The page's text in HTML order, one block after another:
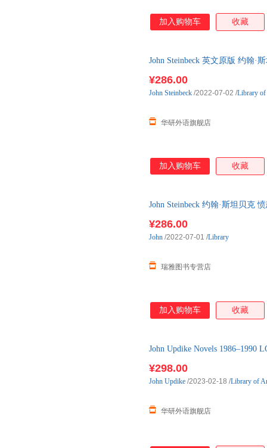
加入购物车 收藏
John Steinbeck 英文原版 约翰·
¥286.00
华研外语旗舰店
John Steinbeck /2022-07-02 /Library of
加入购物车 收藏
John Steinbeck 约翰·斯坦贝克
¥286.00
瑞雅图书专营店
John /2022-07-01 /Library
加入购物车 收藏
John Updike Novels 1986–1990
¥298.00
华研外语旗舰店
John Updike /2023-02-18 /Library of